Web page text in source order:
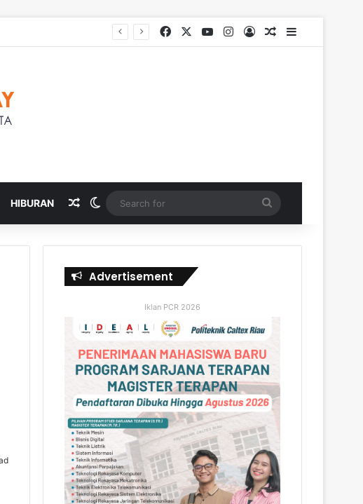
FacebookYouTubeInstagram
Log InRandom Article
Sidebar
HIBURAN Random Article
Switch skin
for
Advertisement
Iklan PCR 2026